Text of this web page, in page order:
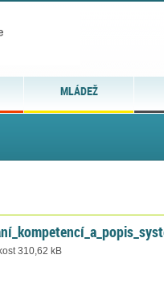
MLÁDEŽ
310,62 kB